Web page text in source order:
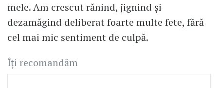
mele. Am crescut rănind, jignind și
dezamăgind deliberat foarte multe fete, fără
cel mai mic sentiment de culpă.
Îți recomandăm